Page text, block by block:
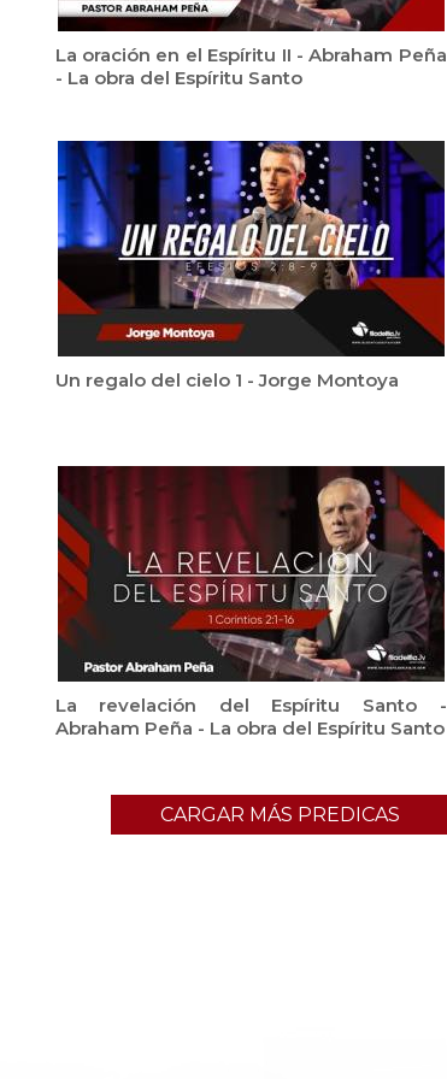
La oración en el Espíritu II - Abraham Peña
- La obra del Espíritu Santo
Un regalo del cielo 1 - Jorge Montoya
La revelación del Espíritu Santo -
Abraham Peña - La obra del Espíritu Santo
CARGAR MÁS PREDICAS